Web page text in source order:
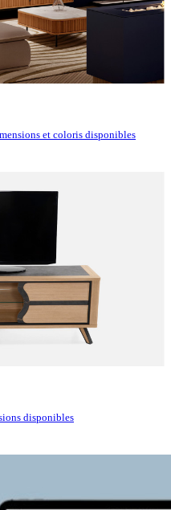
et coloris disponibles
disponibles